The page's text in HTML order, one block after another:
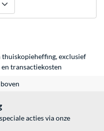
exclusief
en transactiekosten
acties via onze